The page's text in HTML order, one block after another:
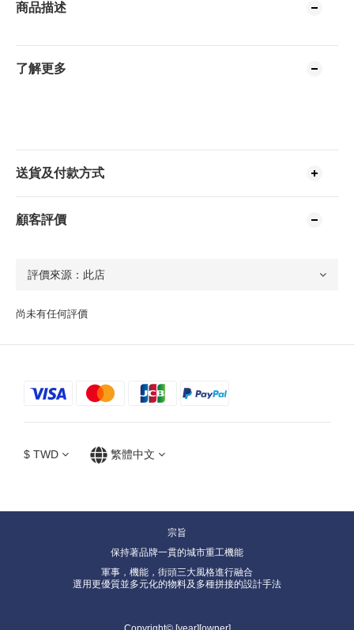
商品描述
了解更多
送貨及付款方式
顧客評價
尚未有任何評價
$ TWD 繁體中文
宗旨
保持著品牌一貫的城市重工機能
軍事，機能，街頭三大風格進行融合
選用更優質並多元化的物料及多種拼接的設計手法